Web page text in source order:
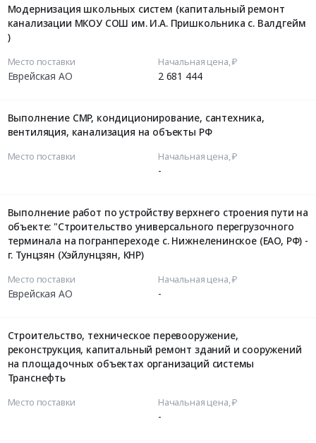
Модернизация школьных систем (капитальный ремонт
канализации МКОУ СОШ им. И.А. Пришкольника с. Валдгейм
)
Место поставки
Еврейская АО
Начальная цена, ₽
2 681 444
Выполнение СМР, кондиционирование, сантехника,
вентиляция, канализация на объекты РФ
Место поставки Начальная цена, ₽
-
Выполнение работ по устройству верхнего строения пути на
объекте: "Строительство универсального перегрузочного
терминала на погранпереходе с. Нижнеленинское (ЕАО, РФ) -
г. Тунцзян (Хэйлунцзян, КНР)
Место поставки
Еврейская АО
Начальная цена, ₽
-
Строительство, техническое перевооружение,
реконструкция, капитальный ремонт зданий и сооружений
на площадочных объектах организаций системы
Транснефть
Место поставки Начальная цена, ₽
-